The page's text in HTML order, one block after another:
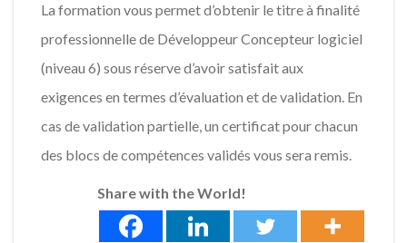
La formation vous permet d’obtenir le titre à finalité
professionnelle de Développeur Concepteur logiciel
(niveau 6) sous réserve d’avoir satisfait aux
exigences en termes d’évaluation et de validation. En
cas de validation partielle, un certificat pour chacun
des blocs de compétences validés vous sera remis.
Share with the World!